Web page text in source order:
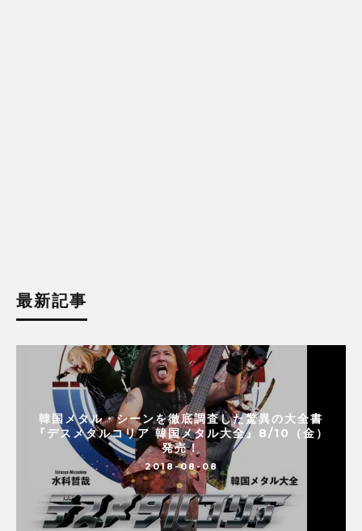
最新記事
韓国メタル・シーンを徹底調査した驚異の大全書
『デスメタルコリア 韓国メタル大全』8/10（金）
発売！
2018-08-08